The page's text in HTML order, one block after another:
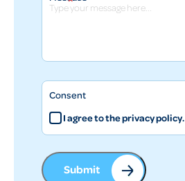
Consent
I agree to the privacy policy.